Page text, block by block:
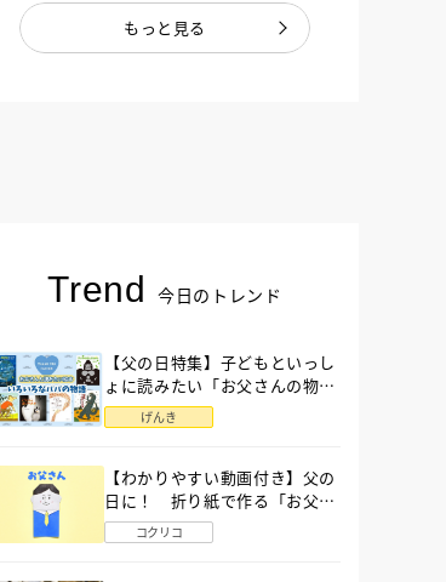
もっと見る
Trend 今日のトレンド
【父の日特集】子どもといっし
ょに読みたい「お父さんの物
語」６選
げんき
【わかりやすい動画付き】父の
日に！ 折り紙で作る「お父さ
ん」の簡単な折り方
コクリコ